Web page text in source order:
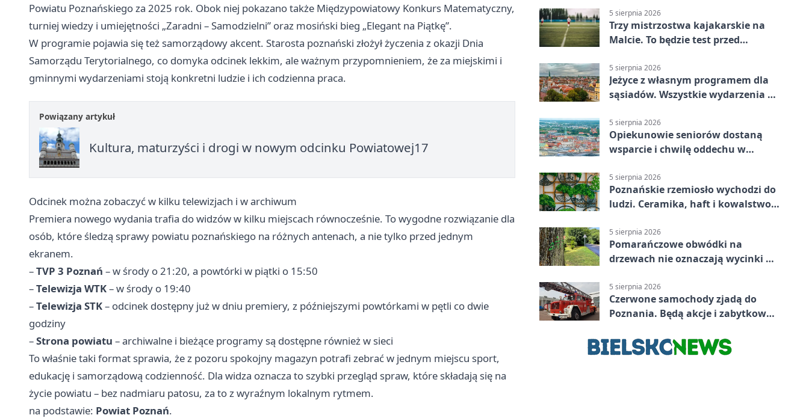
Powiatu Poznańskiego za 2025 rok. Obok niej pokazano także Międzypowiatowy Konkurs Matematyczny,
turniej wiedzy i umiejętności „Zaradni – Samodzielni” oraz mosiński bieg „Elegant na Piątkę”.
W programie pojawia się też samorządowy akcent. Starosta poznański złożył życzenia z okazji Dnia
Samorządu Terytorialnego, co domyka odcinek lekkim, ale ważnym przypomnieniem, że za miejskimi i
gminnymi wydarzeniami stoją konkretni ludzie i ich codzienna praca.
Powiązany artykuł
Kultura, maturzyści i drogi w nowym odcinku Powiatowej17
Odcinek można zobaczyć w kilku telewizjach i w archiwum
Premiera nowego wydania trafia do widzów w kilku miejscach równocześnie. To wygodne rozwiązanie dla
osób, które śledzą sprawy powiatu poznańskiego na różnych antenach, a nie tylko przed jednym
ekranem.
–TVP 3 Poznań – w środy o 21:20, a powtórki w piątki o 15:50
–Telewizja WTK– w środy o 19:40
–Telewizja STK– odcinek dostępny już w dniu premiery, z późniejszymi powtórkami w pętli co dwie
godziny
–Strona powiatu – archiwalne i bieżące programy są dostępne również w sieci
To właśnie taki format sprawia, że z pozoru spokojny magazyn potrafi zebrać w jednym miejscu sport,
edukację i samorządową codzienność. Dla widza oznacza to szybki przegląd spraw, które składają się na
życie powiatu – bez nadmiaru patosu, za to z wyraźnym lokalnym rytmem.
na podstawie: Powiat Poznań.
5 sierpnia 2026
Trzy mistrzostwa kajakarskie na
Malcie. To będzie test przed
5 sierpnia 2026
Jeżyce z własnym programem dla
sąsiadów. Wszystkie wydarzenia są
5 sierpnia 2026
Opiekunowie seniorów dostaną
wsparcie i chwilę oddechu w
5 sierpnia 2026
Poznańskie rzemiosło wychodzi do
ludzi. Ceramika, haft i kowalstwo
5 sierpnia 2026
Pomarańczowe obwódki na
drzewach nie oznaczają wycinki w
5 sierpnia 2026
Czerwone samochody zjadą do
Poznania. Będą akcje i zabytkowa